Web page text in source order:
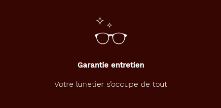
Garantie entretien
Votre lunetier s’occupe de tout